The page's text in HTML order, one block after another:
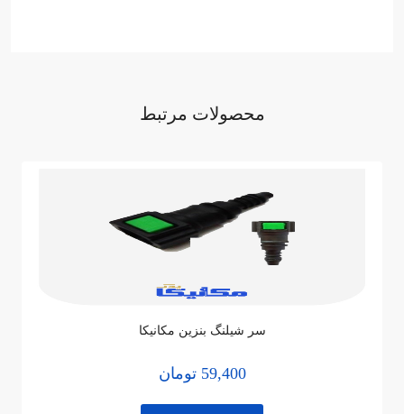
محصولات مرتبط
سر شیلنگ بنزین مکانیکا
59,400 تومان